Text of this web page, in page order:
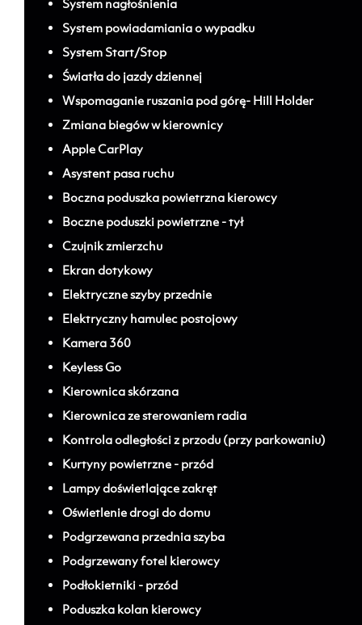
System nagłośnienia
System powiadamiania o wypadku
System Start/Stop
Światła do jazdy dziennej
Wspomaganie ruszania pod górę- Hill Holder
Zmiana biegów w kierownicy
Apple CarPlay
Asystent pasa ruchu
Boczna poduszka powietrzna kierowcy
Boczne poduszki powietrzne - tył
Czujnik zmierzchu
Ekran dotykowy
Elektryczne szyby przednie
Elektryczny hamulec postojowy
Kamera 360
Keyless Go
Kierownica skórzana
Kierownica ze sterowaniem radia
Kontrola odległości z przodu (przy parkowaniu)
Kurtyny powietrzne - przód
Lampy doświetlające zakręt
Oświetlenie drogi do domu
Podgrzewana przednia szyba
Podgrzewany fotel kierowcy
Podłokietniki - przód
Poduszka kolan kierowcy